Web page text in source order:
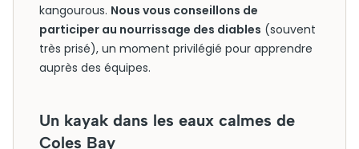
kangourous. Nous vous conseillons de
participer au nourrissage des diables (souvent
très prisé), un moment privilégié pour apprendre
auprès des équipes.
Un kayak dans les eaux calmes de
Coles Bay